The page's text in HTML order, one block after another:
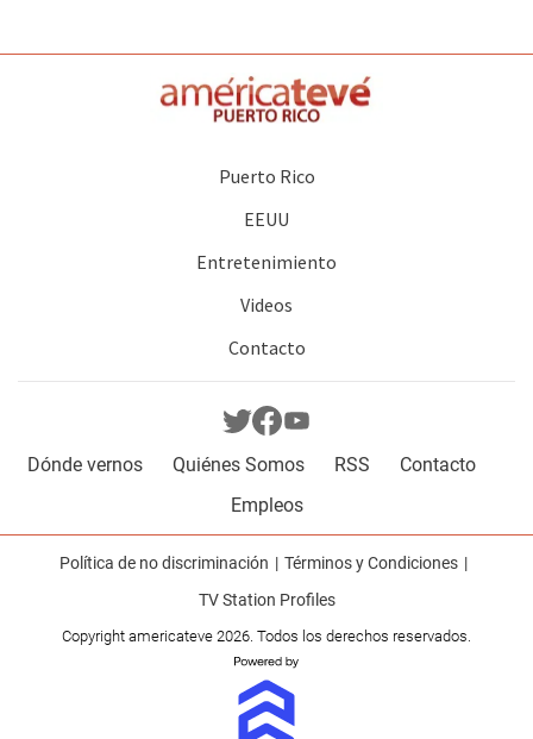
Puerto Rico
EEUU
Entretenimiento
Videos
Contacto
Dónde vernos Quiénes Somos RSS
Contacto
Empleos
Política de no discriminación
Términos y Condiciones
TV Station Profiles
Copyright americateve 2026. Todos los derechos reservados.